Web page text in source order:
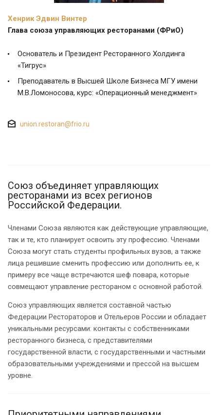
Хенрик Эдвин Винтер
Глава союза управляющих ресторанами (ФРиО)
Основатель и Президент Ресторанного Холдинга
«Тигрус»
Преподаватель в Высшей Школе Бизнеса МГУ имени
М.В.Ломоносова, курс: «Операционный менеджмент»
union.restoran@frio.ru
Союз объединяет управляющих
ресторанами из всех регионов
Российской Федерации.
Членами Союза являются как действующие управляющие,
так и те, кто планирует освоить эту профессию. Членами
Союза могут стать студенты профильных вузов, а также
лица решившие сменить профессию или дополнить ее, к
примеру все чаще встречаются шеф повара, которые
совмещают управление рестораном с основной работой.
Союз управляющих является составной частью
Федерации Рестораторов и Отельеров России и обладает
уникальными ресурсами: контакты с собственниками
ресторанного бизнеса, с представителями
государственной власти, с государственными и частными
образовательными учреждениями и прессой на высшем
уровне.